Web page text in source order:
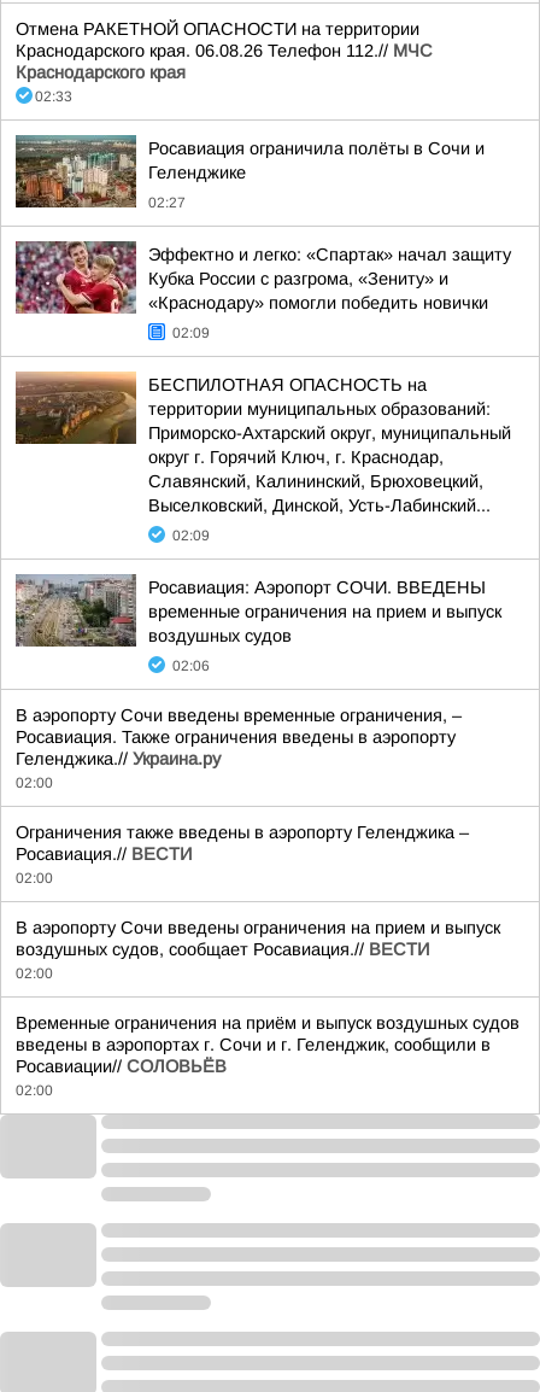
Отмена РАКЕТНОЙ ОПАСНОСТИ на территории
Краснодарского края. 06.08.26 Телефон 112.// МЧС
Краснодарского края
02:33
Росавиация ограничила полёты в Сочи и
Геленджике
02:27
Эффектно и легко: «Спартак» начал защиту
Кубка России с разгрома, «Зениту» и
«Краснодару» помогли победить новички
02:09
БЕСПИЛОТНАЯ ОПАСНОСТЬ на
территории муниципальных образований:
Приморско-Ахтарский округ, муниципальный
округ г. Горячий Ключ, г. Краснодар,
Славянский, Калининский, Брюховецкий,
Выселковский, Динской, Усть-Лабинский...
02:09
Росавиация: Аэропорт СОЧИ. ВВЕДЕНЫ
временные ограничения на прием и выпуск
воздушных судов
02:06
В аэропорту Сочи введены временные ограничения, –
Росавиация. Также ограничения введены в аэропорту
Геленджика.// Украина.ру
02:00
Ограничения также введены в аэропорту Геленджика –
Росавиация.// ВЕСТИ
02:00
В аэропорту Сочи введены ограничения на прием и выпуск
воздушных судов, сообщает Росавиация.// ВЕСТИ
02:00
Временные ограничения на приём и выпуск воздушных судов
введены в аэропортах г. Сочи и г. Геленджик, сообщили в
Росавиации// СОЛОВЬЁВ
02:00